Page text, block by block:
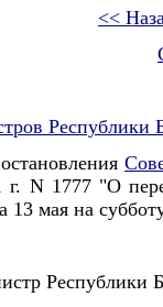
<<
Республики
г. N 1777 "О
13 мая на